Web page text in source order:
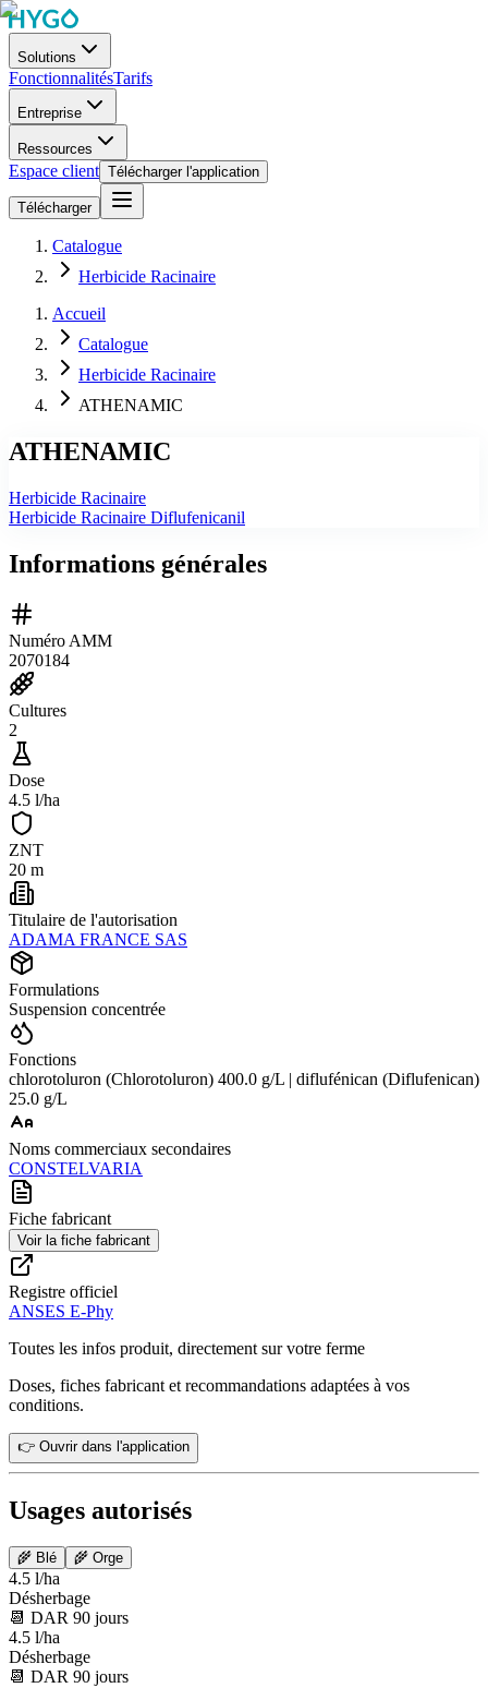
Solutions
FonctionnalitésTarifs
Entreprise
Ressources
Espace client Télécharger l'application
Télécharger
Catalogue
Herbicide Racinaire
Accueil
Catalogue
Herbicide Racinaire
ATHENAMIC
ATHENAMIC
Herbicide Racinaire
Herbicide Racinaire Diflufenicanil
Informations générales
Numéro AMM
2070184
Cultures
2
Dose
4.5 l/ha
ZNT
20 m
Titulaire de l'autorisation
ADAMA FRANCE SAS
Formulations
Suspension concentrée
Fonctions
chlorotoluron (Chlorotoluron) 400.0 g/L | diflufénican (Diflufenican)
25.0 g/L
Noms commerciaux secondaires
CONSTELVARIA
Fiche fabricant
Voir la fiche fabricant
Registre officiel
ANSES E-Phy
Toutes les infos produit, directement sur votre ferme
Doses, fiches fabricant et recommandations adaptées à vos
conditions.
👉 Ouvrir dans l'application
Usages autorisés
🌾 Blé 🌾 Orge
4.5 l/ha
Désherbage
📆 DAR 90 jours
4.5 l/ha
Désherbage
📆 DAR 90 jours